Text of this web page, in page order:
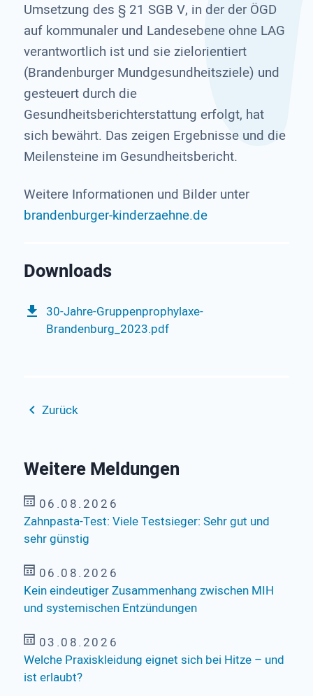
Umsetzung des § 21 SGB V, in der der ÖGD
auf kommunaler und Landesebene ohne LAG
verantwortlich ist und sie zielorientiert
(Brandenburger Mundgesundheitsziele) und
gesteuert durch die
Gesundheitsberichterstattung erfolgt, hat
sich bewährt. Das zeigen Ergebnisse und die
Meilensteine im Gesundheitsbericht.
Weitere Informationen und Bilder unter
brandenburger-kinderzaehne.de
30-Jahre-Gruppenprophylaxe-
Brandenburg_2023.pdf
Zurück
Weitere Meldungen
06.08.2026
Zahnpasta-Test: Viele Testsieger: Sehr gut und
sehr günstig
06.08.2026
Kein eindeutiger Zusammenhang zwischen MIH
und systemischen Entzündungen
03.08.2026
Welche Praxiskleidung eignet sich bei Hitze – und
ist erlaubt?